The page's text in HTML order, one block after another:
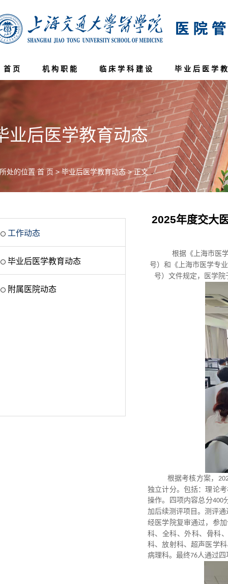
处的位置 首 页 > 毕业后医学教育动态> 正文
首 页 机 构 职 能 临 床 学 科 建 设 毕 业 后 医 学
业后医学教育动态
工作动态
毕业后医学教育动态
附属医院动态
2025年度交大
根据《上海市医
号）和《上海市医学专
号）文件规定，医学院
根据考核方案，
独立计分。包括：理论
操作。四项内容总分400
加后续测评项目。测评
经医学院复审通过，参
科、全科、外科、骨科
科、放射科、超声医学
病理科。最终76人通过